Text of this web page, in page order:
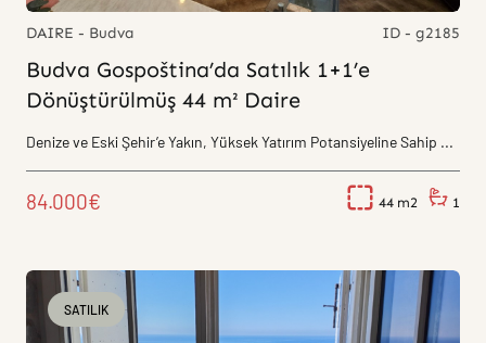
DAIRE - Budva ID - g2185
Budva Gospoština’da Satılık 1+1’e
Dönüştürülmüş 44 m² Daire
Denize ve Eski Şehir’e Yakın, Yüksek Yatırım Potansiyeline Sahip ...
84.000€ 44 1
SATILIK